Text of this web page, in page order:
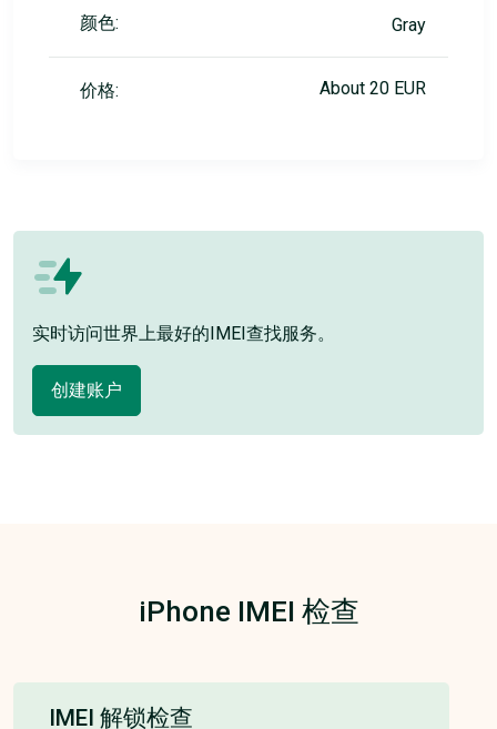
颜色: Gray
价格: About 20 EUR
实时访问世界上最好的IMEI查找服务。
创建账户
iPhone IMEI 检查
IMEI 解锁检查